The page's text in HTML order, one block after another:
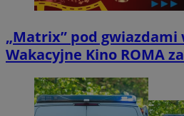
„Matrix” pod gwiazdami
Wakacyjne Kino ROMA